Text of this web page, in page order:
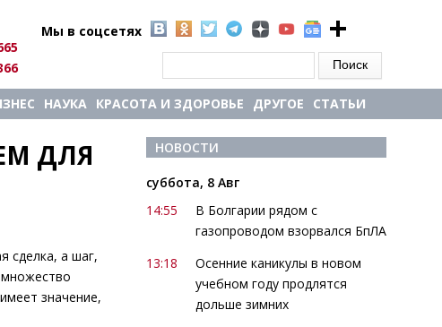
Мы в соцсетях
НАУКА КРАСОТА И ЗДОРОВЬЕ ДРУГОЕ СТАТЬИ
ДЛЯ
сделка, а шаг,
значение,
НОВОСТИ
суббота, 8 Авг
14:55
В Болгарии рядом с
газопроводом взорвался БпЛА
13:18
Осенние каникулы в новом
учебном году продлятся
дольше зимних